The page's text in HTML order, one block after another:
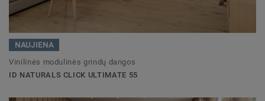
NAUJIENA
Vinilinės modulinės grindų dangos
ID NATURALS CLICK ULTIMATE 55